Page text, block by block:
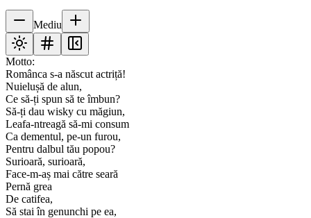
Mediu
Motto:
Românca s-a născut actriță!
Nuielușă de alun,
Ce să-ți spun să te îmbun?
Să-ți dau wisky cu măgiun,
Leafa-ntreagă să-mi consum
Ca dementul, pe-un furou,
Pentru dalbul tău popou?
Surioară, surioară,
Face-m-aș mai către seară
Pernă grea
De catifea,
Să stai în genunchi pe ea,